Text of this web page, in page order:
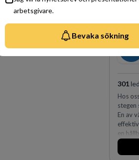
arbetsgivare.
Bevaka sökning
301
Hos
stegen
En av
en
fler